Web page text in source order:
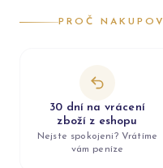
PROČ
30 dní na vrácení
zboží z eshopu
Nejste spokojeni? Vrátíme
vám peníze